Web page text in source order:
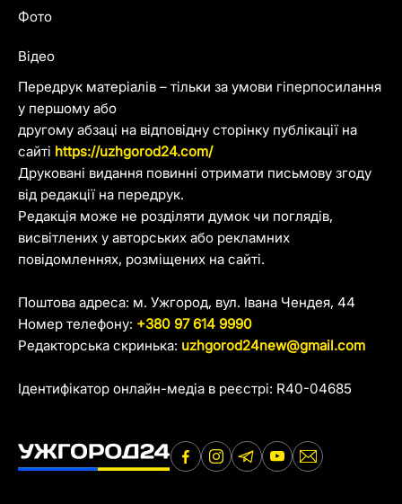
Передрук матеріалів – тільки за умови гіперпосилання
у першому або
другому абзаці на відповідну сторінку публікації на
сайті https://uzhgorod24.com/
Друковані видання повинні отримати письмову згоду
від редакції на передрук.
Редакція може не розділяти думок чи поглядів,
висвітлених у авторських або рекламних
повідомленнях, розміщених на сайті.
Поштова адреса: м. Ужгород, вул. Івана Чендея, 44
Номер телефону: +380 97 614 9990
Редакторська скринька: uzhgorod24new@gmail.com
Ідентифікатор онлайн-медіа в реєстрі: R40-04685
Фото
Відео